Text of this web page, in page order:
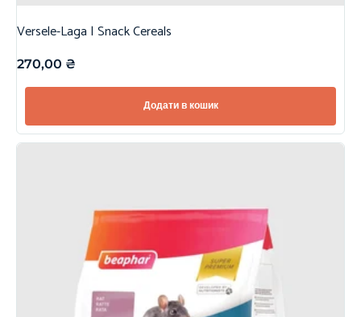
Versele-Laga | Snack Cereals
270,00 ₴
Додати в кошик